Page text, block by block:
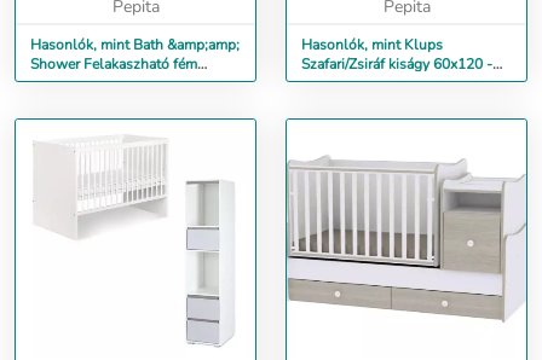
Pepita
Hasonlók, mint Bath &amp;amp;
Shower Felakaszható fém
fürdőszobai tároló
Pepita
Hasonlók, mint Klups
Szafari/Zsiráf kiságy 60x120 -
fehér &amp;amp; dió (bialy-